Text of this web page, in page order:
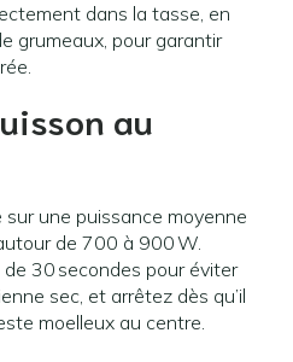
dans la tasse, en
grumeaux, pour garantir
au
une puissance moyenne
de 700 à 900 W.
30 secondes pour éviter
sec, et arrêtez dès qu’il
moelleux au centre.